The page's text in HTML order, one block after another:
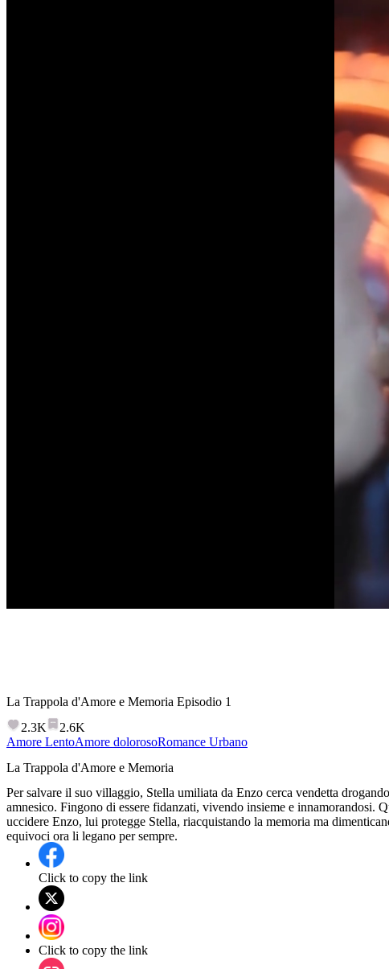
La Trappola d'Amore e Memoria Episodio 1
2.3K
2.6K
Amore LentoAmore dolorosoRomance Urbano
La Trappola d'Amore e Memoria
Per salvare il suo villaggio, Stella umiliata da Enzo cerca vendetta
amnesico. Fingono di essere fidanzati, vivendo insieme e innamorandosi.
uccidere Enzo, lui protegge Stella, riacquistando la memoria ma
equivoci ora li legano per sempre.
Click to copy the link
Click to copy the link